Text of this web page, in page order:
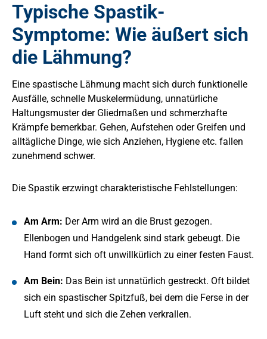
Typische Spastik-
Symptome: Wie äußert sich
die Lähmung?
Eine spastische Lähmung macht sich durch funktionelle
Ausfälle, schnelle Muskelermüdung, unnatürliche
Haltungsmuster der Gliedmaßen und schmerzhafte
Krämpfe bemerkbar. Gehen, Aufstehen oder Greifen und
alltägliche Dinge, wie sich Anziehen, Hygiene etc. fallen
zunehmend schwer.
Die Spastik erzwingt charakteristische Fehlstellungen:
Am Arm: Der Arm wird an die Brust gezogen.
Ellenbogen und Handgelenk sind stark gebeugt. Die
Hand formt sich oft unwillkürlich zu einer festen Faust.
Am Bein: Das Bein ist unnatürlich gestreckt. Oft bildet
sich ein spastischer Spitzfuß, bei dem die Ferse in der
Luft steht und sich die Zehen verkrallen.